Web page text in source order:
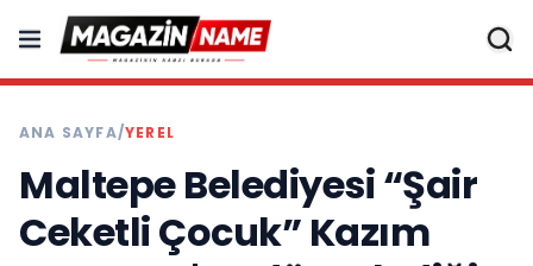
ANA SAYFA/YEREL
Maltepe Belediyesi “Şair
Ceketli Çocuk” Kazım